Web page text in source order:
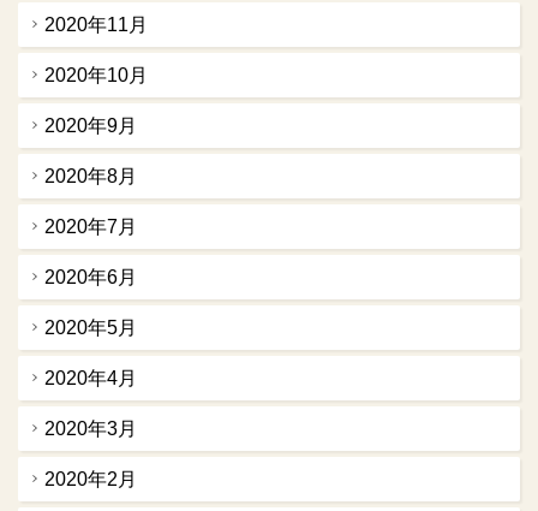
2020年11月
2020年10月
2020年9月
2020年8月
2020年7月
2020年6月
2020年5月
2020年4月
2020年3月
2020年2月